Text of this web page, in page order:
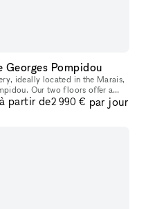
Pompidou
ideally located in the Marais,
Our two floors offer a
pop-up stores or e
à partir de2 990 € par jour